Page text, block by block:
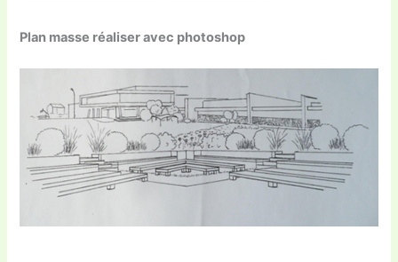
Plan masse réaliser avec photoshop